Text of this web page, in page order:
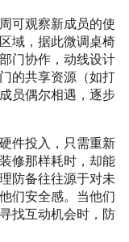
可观察新成员的使
域，据此微调桌椅
门协作，动线设计
的共享资源（如打
员偶尔相遇，逐步
件投入，只需重新
修那样耗时，却能
防备往往源于对未
们安全感。当他们
找互动机会时，防